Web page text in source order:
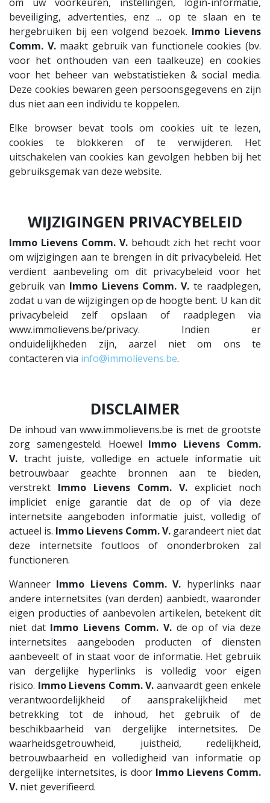
beveiliging, advertenties, enz ... op te slaan en te
hergebruiken bij een volgend bezoek. Immo Lievens
Comm. V.maakt gebruik van functionele cookies (bv.
voor het onthouden van een taalkeuze) en cookies
voor het beheer van webstatistieken & social media.
Deze cookies bewaren geen persoonsgegevens en zijn
dus niet aan een individu te koppelen.
Elke browser bevat tools om cookies uit te lezen,
cookies te blokkeren of te verwijderen. Het
uitschakelen van cookies kan gevolgen hebben bij het
gebruiksgemak van deze website.
WIJZIGINGEN PRIVACYBELEID
Immo Lievens Comm. V.behoudt zich het recht voor
om wijzigingen aan te brengen in dit privacybeleid. Het
verdient aanbeveling om dit privacybeleid voor het
gebruik van Immo Lievens Comm. V. te raadplegen,
zodat u van de wijzigingen op de hoogte bent. U kan dit
privacybeleid zelf opslaan of raadplegen via
www.immolievens.be/privacy. Indien er
onduidelijkheden zijn, aarzel niet om ons te
contacteren via info@immolievens.be.
DISCLAIMER
De inhoud van www.immolievens.be is met de grootste
zorg samengesteld. Hoewel Immo Lievens Comm.
V. tracht juiste, volledige en actuele informatie uit
betrouwbaar geachte bronnen aan te bieden,
verstrekt Immo Lievens Comm. V. expliciet noch
impliciet enige garantie dat de op of via deze
internetsite aangeboden informatie juist, volledig of
actueel is. Immo Lievens Comm. V. garandeert niet dat
deze internetsite foutloos of ononderbroken zal
functioneren.
Wanneer Immo Lievens Comm. V. hyperlinks naar
andere internetsites (van derden) aanbiedt, waaronder
eigen producties of aanbevolen artikelen, betekent dit
niet dat Immo Lievens Comm. V. de op of via deze
internetsites aangeboden producten of diensten
aanbeveelt of in staat voor de informatie. Het gebruik
van dergelijke hyperlinks is volledig voor eigen
risico. Immo Lievens Comm. V. aanvaardt geen enkele
verantwoordelijkheid of aansprakelijkheid met
betrekking tot de inhoud, het gebruik of de
beschikbaarheid van dergelijke internetsites. De
waarheidsgetrouwheid, juistheid, redelijkheid,
betrouwbaarheid en volledigheid van informatie op
dergelijke internetsites, is door Immo Lievens Comm.
V. niet geverifieerd.